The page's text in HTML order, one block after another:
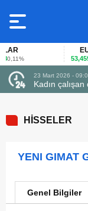
0,11% 53,4598
23 Mart 2026 -
Kadın
HİSSELER
YENI GIMAT
Genel Bilgiler